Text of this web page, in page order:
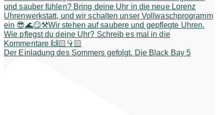
Der Einladung des Sommers gefolgt. Die Black Bay 5